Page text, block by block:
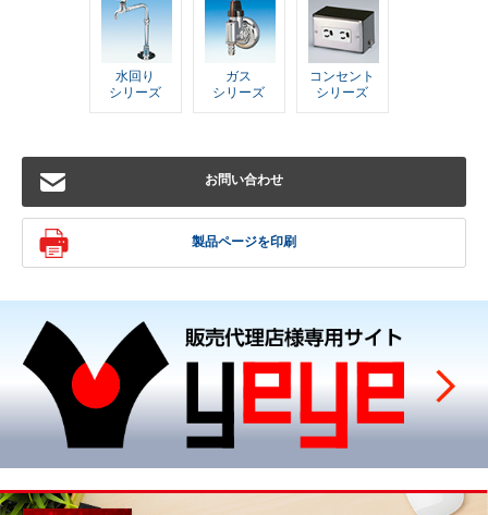
水回り
シリーズ
ガス
シリーズ
コンセント
シリーズ
お問い合わせ
製品ページを印刷